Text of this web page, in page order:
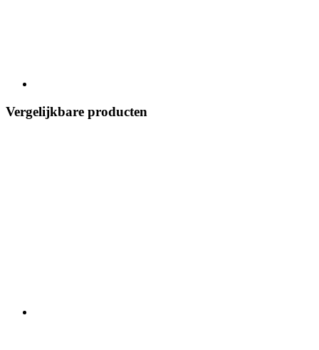
Vergelijkbare producten